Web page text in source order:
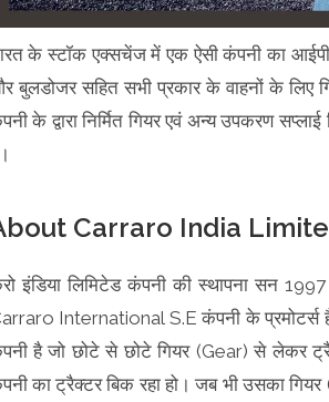
के स्टॉक एक्सचेंज में एक ऐसी कंपनी का
बुलडोजर सहित सभी प्रकार के वाहनों के लिए
के द्वारा निर्मित गियर एवं अन्य उपकरण
Carraro India
इंडिया लिमिटेड कंपनी की स्थापना सन
International S.E कंपनी के प्रमोटर्स
है जो छोटे से छोटे गियर (Gear) से लेकर
का ट्रैक्टर बिक रहा हो। जब भी उसका गियर